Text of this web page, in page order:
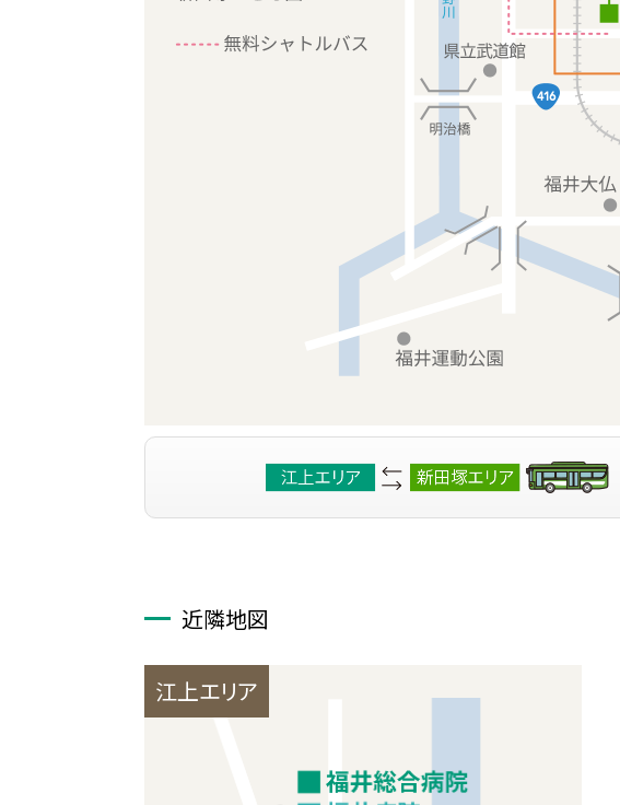
近隣地図
江上エリア